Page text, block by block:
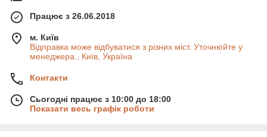
Працює з 26.06.2018
м. Київ
Відправка може відбуватися з різних міст. Уточнюйте у
менеджера., Київ, Україна
Контакти
Сьогодні працює з 10:00 до 18:00
Показати весь графік роботи